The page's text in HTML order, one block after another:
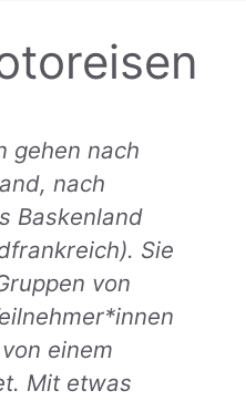
gehen nach
nach
Baskenland
Sie
von
einem
Mit etwas